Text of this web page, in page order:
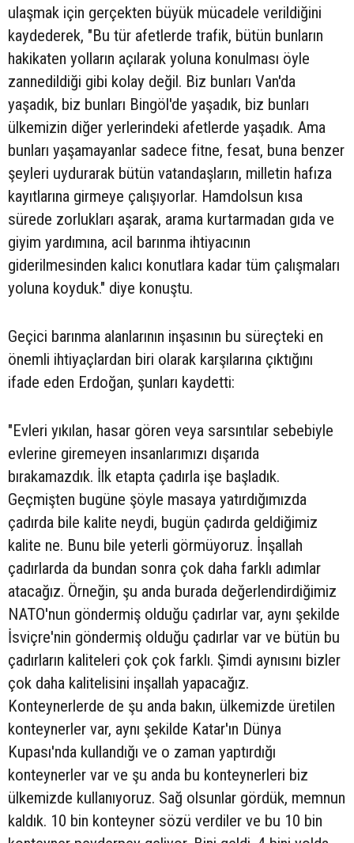
ulaşmak için gerçekten büyük mücadele verildiğini
kaydederek, "Bu tür afetlerde trafik, bütün bunların
hakikaten yolların açılarak yoluna konulması öyle
zannedildiği gibi kolay değil. Biz bunları Van'da
yaşadık, biz bunları Bingöl'de yaşadık, biz bunları
ülkemizin diğer yerlerindeki afetlerde yaşadık. Ama
bunları yaşamayanlar sadece fitne, fesat, buna benzer
şeyleri uydurarak bütün vatandaşların, milletin hafıza
kayıtlarına girmeye çalışıyorlar. Hamdolsun kısa
sürede zorlukları aşarak, arama kurtarmadan gıda ve
giyim yardımına, acil barınma ihtiyacının
giderilmesinden kalıcı konutlara kadar tüm çalışmaları
yoluna koyduk." diye konuştu.
Geçici barınma alanlarının inşasının bu süreçteki en
önemli ihtiyaçlardan biri olarak karşılarına çıktığını
ifade eden Erdoğan, şunları kaydetti:
"Evleri yıkılan, hasar gören veya sarsıntılar sebebiyle
evlerine giremeyen insanlarımızı dışarıda
bırakamazdık. İlk etapta çadırla işe başladık.
Geçmişten bugüne şöyle masaya yatırdığımızda
çadırda bile kalite neydi, bugün çadırda geldiğimiz
kalite ne. Bunu bile yeterli görmüyoruz. İnşallah
çadırlarda da bundan sonra çok daha farklı adımlar
atacağız. Örneğin, şu anda burada değerlendirdiğimiz
NATO'nun göndermiş olduğu çadırlar var, aynı şekilde
İsviçre'nin göndermiş olduğu çadırlar var ve bütün bu
çadırların kaliteleri çok çok farklı. Şimdi aynısını bizler
çok daha kalitelisini inşallah yapacağız.
Konteynerlerde de şu anda bakın, ülkemizde üretilen
konteynerler var, aynı şekilde Katar'ın Dünya
Kupası'nda kullandığı ve o zaman yaptırdığı
konteynerler var ve şu anda bu konteynerleri biz
ülkemizde kullanıyoruz. Sağ olsunlar gördük, memnun
kaldık. 10 bin konteyner sözü verdiler ve bu 10 bin